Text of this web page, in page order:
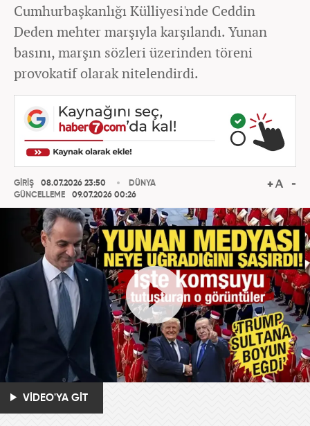
Cumhurbaşkanlığı Külliyesi'nde Ceddin
Deden mehter marşıyla karşılandı. Yunan
basını, marşın sözleri üzerinden töreni
provokatif olarak nitelendirdi.
GİRİŞ
08.07.2026 23:50
GÜNCELLEME
09.07.2026 00:26
DÜNYA
VİDEO'YA GİT